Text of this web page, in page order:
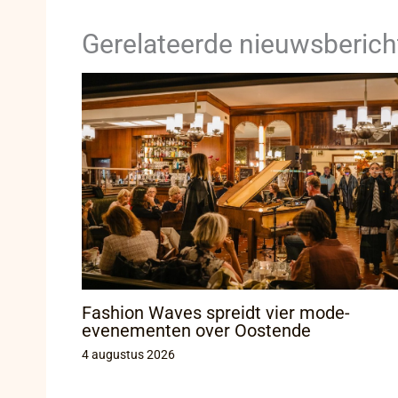
Gerelateerde
Fashion Waves spreidt vier mode-
evenementen over Oostende
4 augustus 2026